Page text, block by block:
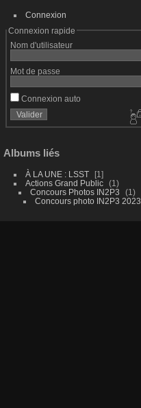
Connexion
Connexion rapide
Nom d'utilisateur
Mot de passe
Connexion auto
Albums liés
À LA UNE : LSST
1
Actions Grand Public
1
Concours Photos IN2P3
1
Concours photo IN2P3 2023